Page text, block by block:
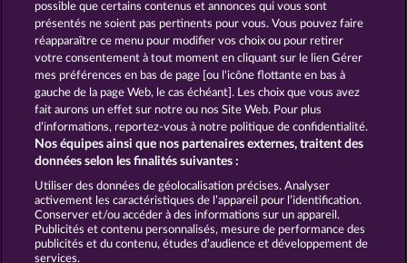
Old Fisherman King & Queen
CGU
Politique de confidentialité et de cookies
Mentions légales Société
Envoyer la demande de rétractation
possible que certains contenus et annonces qui vous sont
présentés ne soient pas pertinents pour vous. Vous pouvez faire
réapparaître ce menu pour modifier vos choix ou pour retirer
votre consentement à tout moment en cliquant sur le lien Gérer
mes préférences en bas de page [ou l'icône flottante en bas à
gauche de la page Web, le cas échéant]. Les choix que vous avez
fait aurons un effet sur notre ou nos Site Web. Pour plus
d’informations, reportez-vous à notre politique de confidentialité.
Nos équipes ainsi que nos partenaires externes, traitent des
données selon les finalités suivantes :
Utiliser des données de géolocalisation précises. Analyser
activement les caractéristiques de l’appareil pour l’identification.
Conserver et/ou accéder à des informations sur un appareil.
Publicités et contenu personnalisés, mesure de performance des
publicités et du contenu, études d’audience et développement de
services.